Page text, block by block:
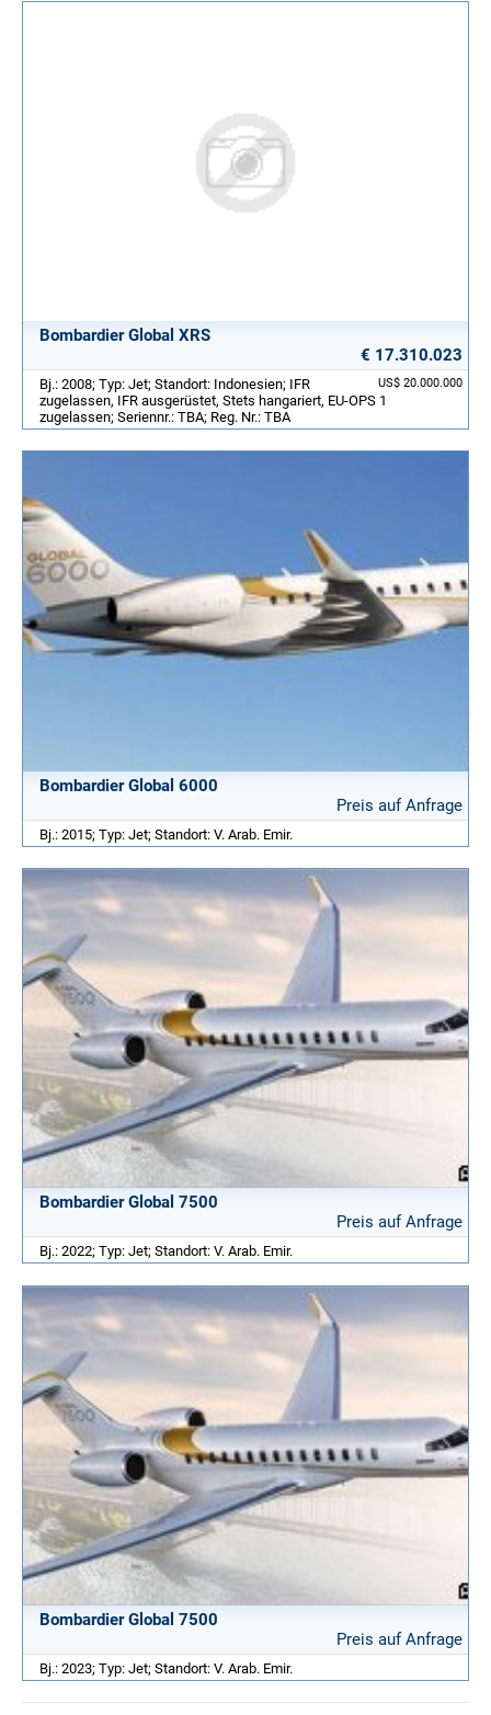
Bombardier Global XRS
€ 17.310.023
US$ 20.000.000
Bj.: 2008; Typ: Jet; Standort: Indonesien; IFR
zugelassen, IFR ausgerüstet, Stets hangariert, EU-OPS 1
zugelassen; Seriennr.: TBA; Reg. Nr.: TBA
Bombardier Global 6000
Preis auf Anfrage
Bj.: 2015; Typ: Jet; Standort: V. Arab. Emir.
Bombardier Global 7500
Preis auf Anfrage
Bj.: 2022; Typ: Jet; Standort: V. Arab. Emir.
Bombardier Global 7500
Preis auf Anfrage
Bj.: 2023; Typ: Jet; Standort: V. Arab. Emir.